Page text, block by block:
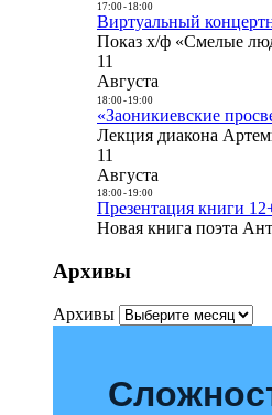
17:00- 18:00
Виртуальный
Показ х/ф «Смелые
11
Августа
18:00- 19:00
«Заоникиевские
Лекция диакона
11
Августа
18:00- 19:00
Презентация книги
Новая книга поэта
Архивы
Архивы